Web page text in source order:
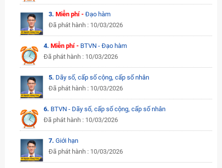
3. Miễn phí - Đạo hàm
Đã phát hành : 10/03/2026
4.Miễn phí - BTVN - Đạo hàm
Đã phát hành : 10/03/2026
5. Dãy số, cấp số cộng, cấp số nhân
Đã phát hành : 10/03/2026
6. BTVN - Dãy số, cấp số cộng, cấp số nhân
Đã phát hành : 10/03/2026
7. Giới hạn
Đã phát hành : 10/03/2026